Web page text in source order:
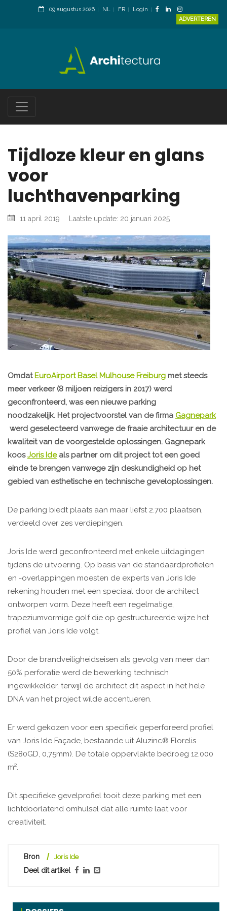
09 augustus 2026 NL FR
Login
ADVERTEREN
Tijdloze kleur en glans
voor
luchthavenparking
11 april 2019 Laatste update: 20 januari 2025
Omdat EuroAirport Basel Mulhouse Freiburg met steeds
meer verkeer (8 miljoen reizigers in 2017) werd
geconfronteerd, was een nieuwe parking
noodzakelijk. Het projectvoorstel van de firma Gagnepark
werd geselecteerd vanwege de fraaie architectuur en de
kwaliteit van de voorgestelde oplossingen. Gagnepark
koosJoris Ideals partner om dit project tot een goed
einde te brengen vanwege zijn deskundigheid op het
gebied van esthetische en technische geveloplossingen.
De parking biedt plaats aan maar liefst 2.700 plaatsen,
verdeeld over zes verdiepingen.
Joris Ide werd geconfronteerd met enkele uitdagingen
tijdens de uitvoering. Op basis van de standaardprofielen
en -overlappingen moesten de experts van Joris Ide
rekening houden met een speciaal door de architect
ontworpen vorm. Deze heeft een regelmatige,
trapeziumvormige golf die op gestructureerde wijze het
profiel van Joris Ide volgt.
Door de brandveiligheidseisen als gevolg van meer dan
50% perforatie werd de bewerking technisch
ingewikkelder, terwijl de architect dit aspect in het hele
DNA van het project wilde accentueren.
Er werd gekozen voor een specifiek geperforeerd profiel
van Joris Ide Façade, bestaande uit Aluzinc® Florelis
(S280GD, 0,75mm). De totale oppervlakte bedroeg 12.000
m².
Dit specifieke gevelprofiel tooit deze parking met een
lichtdoorlatend omhulsel dat alle ruimte laat voor
creativiteit.
Bron Joris Ide
Deel dit artikel